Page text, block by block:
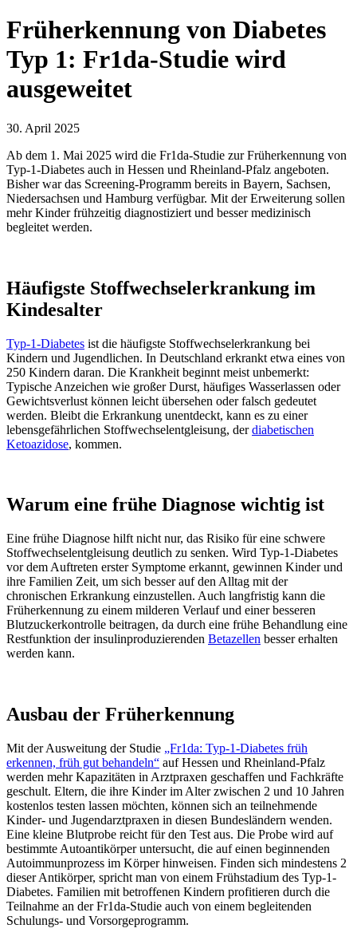
Früherkennung von Diabetes
Typ 1: Fr1da-Studie wird
ausgeweitet
30. April 2025
Ab dem 1. Mai 2025 wird die Fr1da-Studie zur Früherkennung von
Typ-1-Diabetes auch in Hessen und Rheinland-Pfalz angeboten.
Bisher war das Screening-Programm bereits in Bayern, Sachsen,
Niedersachsen und Hamburg verfügbar. Mit der Erweiterung sollen
mehr Kinder frühzeitig diagnostiziert und besser medizinisch
begleitet werden.
Häufigste Stoffwechselerkrankung im
Kindesalter
Typ-1-Diabetes ist die häufigste Stoffwechselerkrankung bei
Kindern und Jugendlichen. In Deutschland erkrankt etwa eines von
250 Kindern daran. Die Krankheit beginnt meist unbemerkt:
Typische Anzeichen wie großer Durst, häufiges Wasserlassen oder
Gewichtsverlust können leicht übersehen oder falsch gedeutet
werden. Bleibt die Erkrankung unentdeckt, kann es zu einer
lebensgefährlichen Stoffwechselentgleisung, derdiabetischen
Ketoazidose, kommen.
Warum eine frühe Diagnose wichtig ist
Eine frühe Diagnose hilft nicht nur, das Risiko für eine schwere
Stoffwechselentgleisung deutlich zu senken. Wird Typ-1-Diabetes
vor dem Auftreten erster Symptome erkannt, gewinnen Kinder und
ihre Familien Zeit, um sich besser auf den Alltag mit der
chronischen Erkrankung einzustellen. Auch langfristig kann die
Früherkennung zu einem milderen Verlauf und einer besseren
Blutzuckerkontrolle beitragen, da durch eine frühe Behandlung eine
Restfunktion der insulinproduzierenden Betazellen besser erhalten
werden kann.
Ausbau der Früherkennung
Mit der Ausweitung der Studie „Fr1da: Typ-1-Diabetes früh
erkennen, früh gut behandeln“ auf Hessen und Rheinland-Pfalz
werden mehr Kapazitäten in Arztpraxen geschaffen und Fachkräfte
geschult. Eltern, die ihre Kinder im Alter zwischen 2 und 10 Jahren
kostenlos testen lassen möchten, können sich an teilnehmende
Kinder- und Jugendarztpraxen in diesen Bundesländern wenden.
Eine kleine Blutprobe reicht für den Test aus. Die Probe wird auf
bestimmte Autoantikörper untersucht, die auf einen beginnenden
Autoimmunprozess im Körper hinweisen. Finden sich mindestens 2
dieser Antikörper, spricht man von einem Frühstadium des Typ-1-
Diabetes. Familien mit betroffenen Kindern profitieren durch die
Teilnahme an der Fr1da-Studie auch von einem begleitenden
Schulungs- und Vorsorgeprogramm.